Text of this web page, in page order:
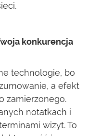
konkurencja
technologie, bo
a efekt
zamierzonego.
notatkach i
wizyt. To